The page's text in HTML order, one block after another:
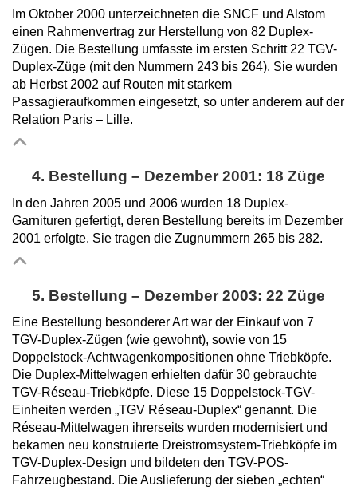
Im Oktober 2000 unterzeichneten die SNCF und Alstom
einen Rahmenvertrag zur Herstellung von 82 Duplex-
Zügen. Die Bestellung umfasste im ersten Schritt 22 TGV-
Duplex-Züge (mit den Nummern 243 bis 264). Sie wurden
ab Herbst 2002 auf Routen mit starkem
Passagieraufkommen eingesetzt, so unter anderem auf der
Relation Paris – Lille.
4. Bestellung – Dezember 2001: 18 Züge
In den Jahren 2005 und 2006 wurden 18 Duplex-
Garnituren gefertigt, deren Bestellung bereits im Dezember
2001 erfolgte. Sie tragen die Zugnummern 265 bis 282.
5. Bestellung – Dezember 2003: 22 Züge
Eine Bestellung besonderer Art war der Einkauf von 7
TGV-Duplex-Zügen (wie gewohnt), sowie von 15
Doppelstock-Achtwagenkompositionen ohne Triebköpfe.
Die Duplex-Mittelwagen erhielten dafür 30 gebrauchte
TGV-Réseau-Triebköpfe. Diese 15 Doppelstock-TGV-
Einheiten werden „TGV Réseau-Duplex“ genannt. Die
Réseau-Mittelwagen ihrerseits wurden modernisiert und
bekamen neu konstruierte Dreistromsystem-Triebköpfe im
TGV-Duplex-Design und bildeten den TGV-POS-
Fahrzeugbestand. Die Auslieferung der sieben „echten“